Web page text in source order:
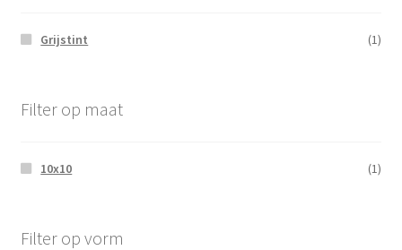
Grijstint (1)
Filter op maat
10x10 (1)
Filter op vorm